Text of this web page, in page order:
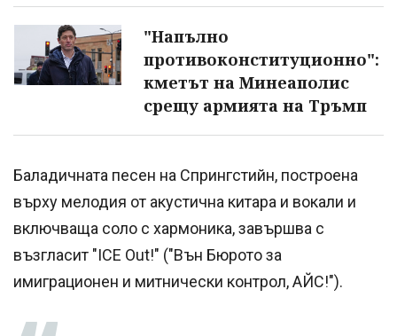
"Напълно
противоконституционно":
кметът на Минеаполис
срещу армията на Тръмп
Баладичната песен на Спрингстийн, построена
върху мелодия от акустична китара и вокали и
включваща соло с хармоника, завършва с
възгласит "ICE Out!" ("Вън Бюрото за
имиграционен и митнически контрол, АЙС!").